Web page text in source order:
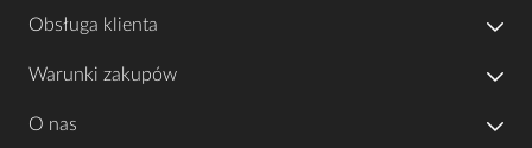
Obsługa klienta
Warunki zakupów
O nas